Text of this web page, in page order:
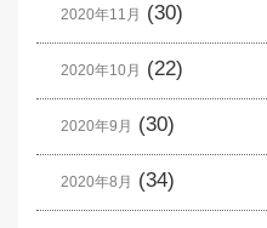
2020年11月 (30)
2020年10月 (22)
2020年9月 (30)
2020年8月 (34)